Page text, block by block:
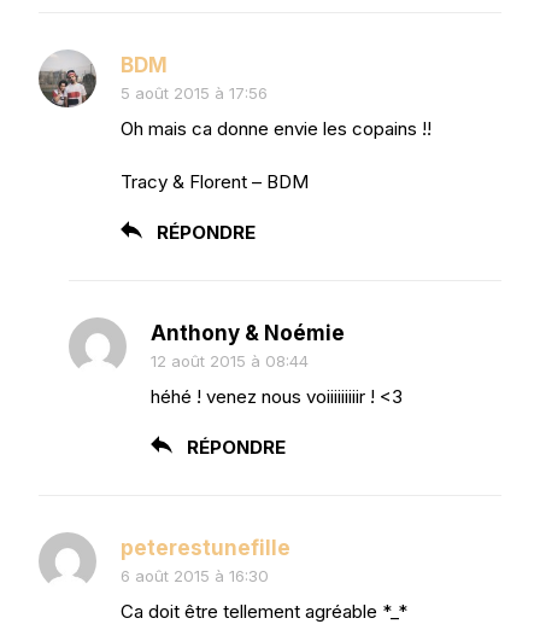
BDM
5 août 2015 à 17:56
Oh mais ca donne envie les copains !!
Tracy & Florent – BDM
RÉPONDRE
Anthony & Noémie
12 août 2015 à 08:44
héhé ! venez nous voiiiiiiiiir ! <3
RÉPONDRE
peterestunefille
6 août 2015 à 16:30
Ca doit être tellement agréable *_*